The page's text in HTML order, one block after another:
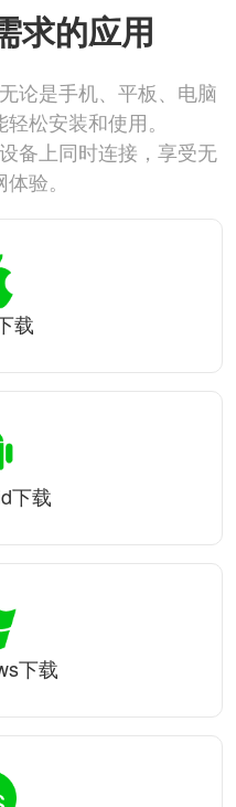
求的应用
论是手机、平板、电脑
松安装和使用。
备上同时连接，享受无
验。
载
下载
下载